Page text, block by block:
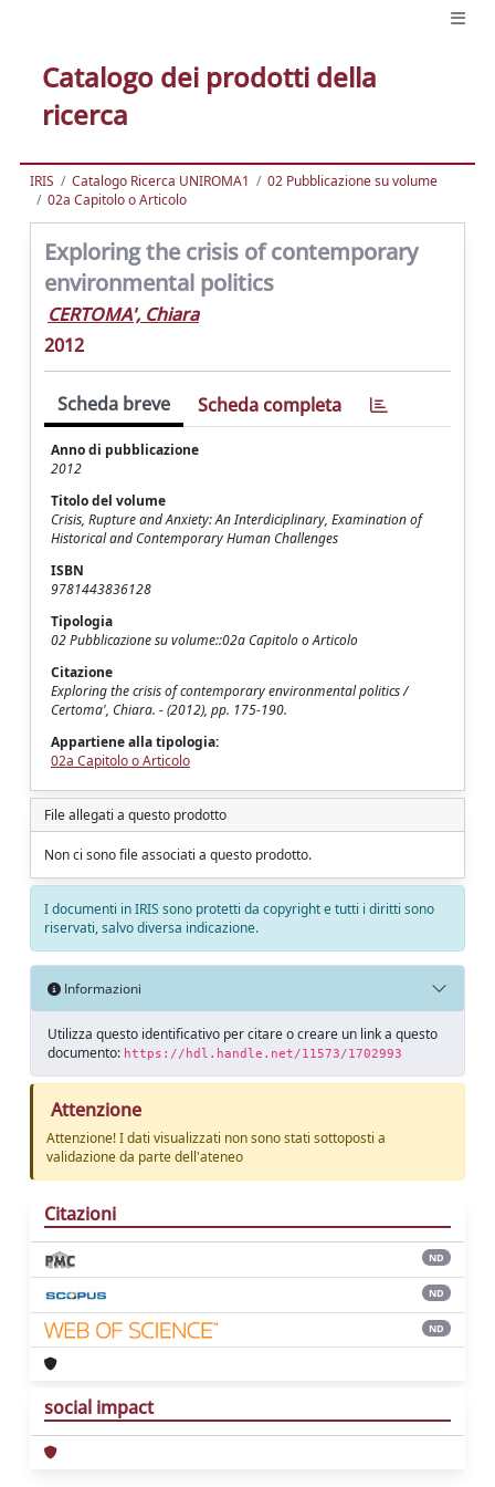
Catalogo dei prodotti della
ricerca
IRIS Catalogo Ricerca UNIROMA1
02 Pubblicazione su volume
02a Capitolo o Articolo
Exploring the crisis of contemporary
environmental politics
CERTOMA', Chiara
2012
Scheda breve Scheda completa
Anno di pubblicazione
2012
Titolo del volume
Crisis, Rupture and Anxiety: An Interdiciplinary, Examination of
Historical and Contemporary Human Challenges
ISBN
9781443836128
Tipologia
02 Pubblicazione su volume::02a Capitolo o Articolo
Citazione
Exploring the crisis of contemporary environmental politics /
Certoma', Chiara. - (2012), pp. 175-190.
Appartiene alla tipologia:
02a Capitolo o Articolo
File allegati a questo prodotto
Non ci sono file associati a questo prodotto.
I documenti in IRIS sono protetti da copyright e tutti i diritti sono
riservati, salvo diversa indicazione.
Informazioni
Utilizza questo identificativo per citare o creare un link a questo
documento: https://hdl.handle.net/11573/1702993
Attenzione
Attenzione! I dati visualizzati non sono stati sottoposti a
validazione da parte dell'ateneo
Citazioni
ND
ND
ND
social impact